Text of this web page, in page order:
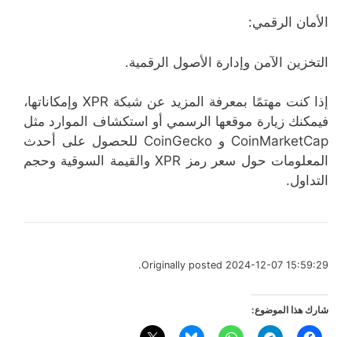
الأمان الرقمي:
التخزين الآمن وإدارة الأصول الرقمية.
إذا كنت مهتمًا بمعرفة المزيد عن شبكة XPR وإمكاناتها،
فيمكنك زيارة موقعها الرسمي أو استكشاف الموارد مثل
CoinMarketCap و CoinGecko للحصول على أحدث
المعلومات حول سعر رمز XPR والقيمة السوقية وحجم
التداول.
Originally posted 2024-12-07 15:59:29.
شارك هذا الموضوع: